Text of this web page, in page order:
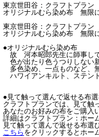
東京世田谷：クラフトプラン
オリジナルむら染め布 無限
東京世田谷：クラフトプラン
オリジナルむら染め布 無限
●オリジナルむら染め布
故 河本昭郎先生に師事して
色が出たり色うつりしない
多色染め、一点ものなど、
ハワイアンキルト、ステン
●見て触って選んで返せる布選
クラフトプランでは、見て触
あなたのお好みの布をご購入
詳細はクラフトプラン：ホー
見て触って選んで返せる布選
こちら をクリックするとホー